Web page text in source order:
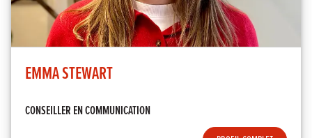
EMMA STEWART
CONSEILLER EN COMMUNICATION